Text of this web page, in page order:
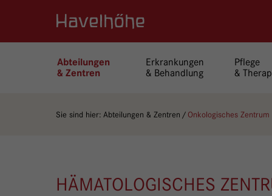
Logo Gemeinschaftskrankenhaus Havelhöhe
Abteilungen
& Zentren
Erkrankungen
& Behandlung
Pflege
&
Sie sind hier: Abteilungen & Zentren Onkologisches Zentrum
HÄMATOLOGISCHES